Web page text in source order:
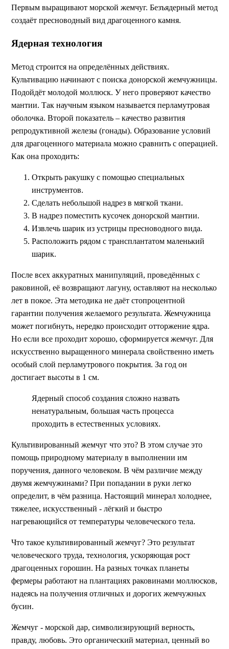
Первым выращивают морской жемчуг. Безъядерный метод
создаёт пресноводный вид драгоценного камня.
Ядерная технология
Метод строится на определённых действиях.
Культивацию начинают с поиска донорской жемчужницы.
Подойдёт молодой моллюск. У него проверяют качество
мантии. Так научным языком называется перламутровая
оболочка. Второй показатель – качество развития
репродуктивной железы (гонады). Образование условий
для драгоценного материала можно сравнить с операцией.
Как она проходить:
Открыть ракушку с помощью специальных
инструментов.
Сделать небольшой надрез в мягкой ткани.
В надрез поместить кусочек донорской мантии.
Извлечь шарик из устрицы пресноводного вида.
Расположить рядом с трансплантатом маленький
шарик.
После всех аккуратных манипуляций, проведённых с
раковиной, её возвращают лагуну, оставляют на несколько
лет в покое. Эта методика не даёт стопроцентной
гарантии получения желаемого результата. Жемчужница
может погибнуть, нередко происходит отторжение ядра.
Но если все проходит хорошо, сформируется жемчуг. Для
искусственно выращенного минерала свойственно иметь
особый слой перламутрового покрытия. За год он
достигает высоты в 1 см.
Ядерный способ создания сложно назвать
ненатуральным, большая часть процесса
проходить в естественных условиях.
Культивированный жемчуг что это? В этом случае это
помощь природному материалу в выполнении им
поручения, данного человеком. В чём различие между
двумя жемчужинами? При попадании в руки легко
определит, в чём разница. Настоящий минерал холоднее,
тяжелее, искусственный - лёгкий и быстро
нагревающийся от температуры человеческого тела.
Что такое культивированный жемчуг? Это результат
человеческого труда, технология, ускоряющая рост
драгоценных горошин. На разных точках планеты
фермеры работают на плантациях раковинами моллюсков,
надеясь на получения отличных и дорогих жемчужных
бусин.
Жемчуг - морской дар, символизирующий верность,
правду, любовь. Это органический материал, ценный во